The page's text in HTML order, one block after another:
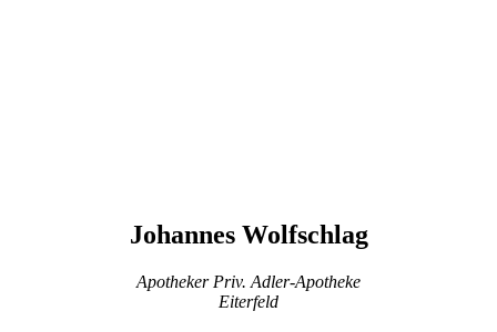
Johannes Wolfschlag
Apotheker Priv. Adler-Apotheke
Eiterfeld